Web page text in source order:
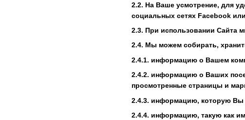
2.2. На Ваше усмотрение, для
социальных сетях Facebook
2.3. При использовании Сайта
2.4. Мы можем собирать,
2.4.1. информацию о Вашем
2.4.2. информацию о Ваших
просмотренные страницы и
2.4.3. информацию, которую Вы
2.4.4. информацию, такую как